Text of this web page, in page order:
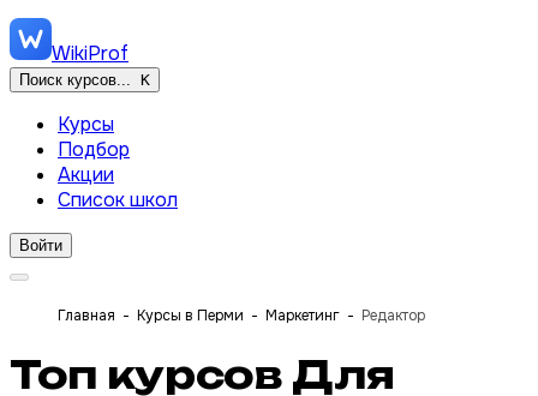
WikiProf
Поиск курсов... K
Курсы
Подбор
Акции
Список школ
Войти
Главная Курсы в Перми Маркетинг Редактор
Топ курсов Для